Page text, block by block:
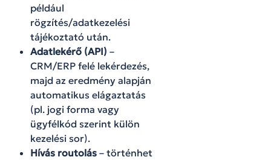
például
rögzítés/adatkezelési
tájékoztató után.
Adatlekérő (API) –
CRM/ERP felé lekérdezés,
majd az eredmény alapján
automatikus elágaztatás
(pl. jogi forma vagy
ügyfélkód szerint külön
kezelési sor).
Hívás routolás – történhet